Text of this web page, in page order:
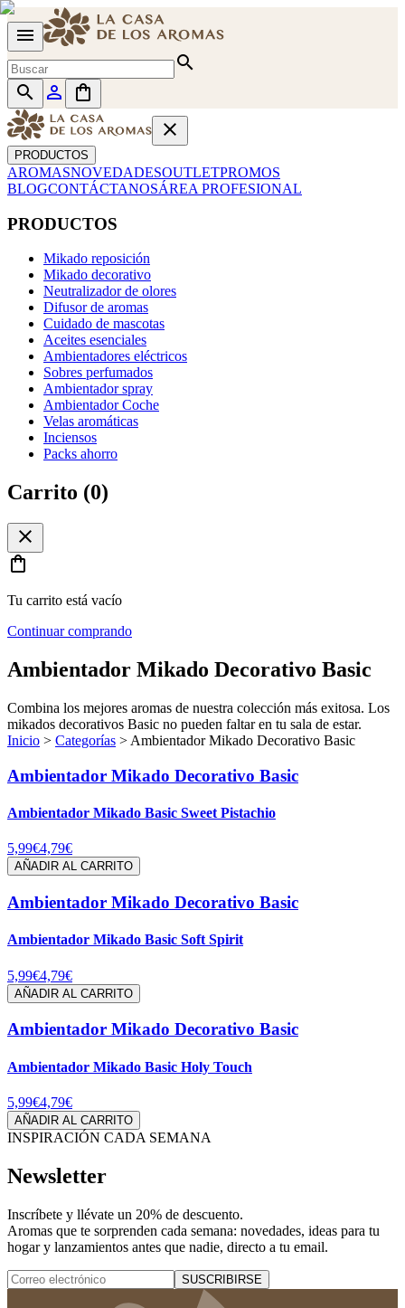
menu
search
search
person_outline
shopping_bag
close
PRODUCTOS
AROMASNOVEDADESOUTLETPROMOS
BLOGCONTÁCTANOSÁREA PROFESIONAL
PRODUCTOS
Mikado reposición
Mikado decorativo
Neutralizador de olores
Difusor de aromas
Cuidado de mascotas
Aceites esenciales
Ambientadores eléctricos
Sobres perfumados
Ambientador spray
Ambientador Coche
Velas aromáticas
Inciensos
Packs ahorro
Carrito (0)
close
shopping_bag
Tu carrito está vacío
Continuar comprando
Ambientador Mikado Decorativo Basic
Combina los mejores aromas de nuestra colección más exitosa. Los
mikados decorativos Basic no pueden faltar en tu sala de estar.
Inicio > Categorías > Ambientador Mikado Decorativo Basic
Ambientador Mikado Decorativo Basic
Ambientador Mikado Basic Sweet Pistachio
5,99€4,79€
AÑADIR AL CARRITO
Ambientador Mikado Decorativo Basic
Ambientador Mikado Basic Soft Spirit
5,99€4,79€
AÑADIR AL CARRITO
Ambientador Mikado Decorativo Basic
Ambientador Mikado Basic Holy Touch
5,99€4,79€
AÑADIR AL CARRITO
INSPIRACIÓN CADA SEMANA
Newsletter
Inscríbete y llévate un 20% de descuento.
Aromas que te sorprenden cada semana: novedades, ideas para tu
hogar y lanzamientos antes que nadie, directo a tu email.
SUSCRIBIRSE